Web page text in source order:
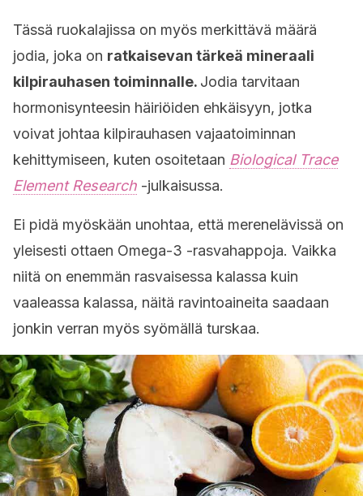
Tässä ruokalajissa on myös merkittävä määrä
jodia, joka on ratkaisevan tärkeä mineraali
kilpirauhasen toiminnalle. Jodia tarvitaan
hormonisynteesin häiriöiden ehkäisyyn, jotka
voivat johtaa kilpirauhasen vajaatoiminnan
kehittymiseen, kuten osoitetaan Biological Trace
Element Research -julkaisussa.
Ei pidä myöskään unohtaa, että merenelävissä on
yleisesti ottaen Omega-3 -rasvahappoja. Vaikka
niitä on enemmän rasvaisessa kalassa kuin
vaaleassa kalassa, näitä ravintoaineita saadaan
jonkin verran myös syömällä turskaa.